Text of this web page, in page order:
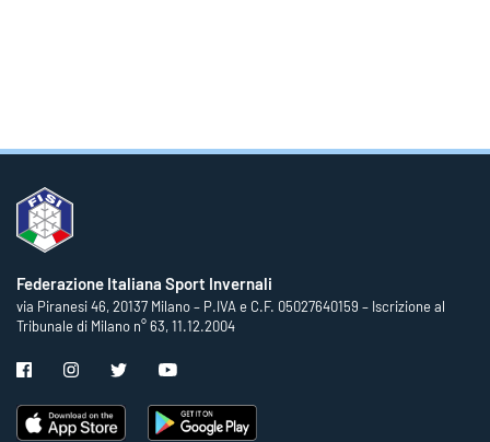
Federazione Italiana Sport Invernali
via Piranesi 46, 20137 Milano – P.IVA e C.F. 05027640159 – Iscrizione al
Tribunale di Milano n° 63, 11.12.2004